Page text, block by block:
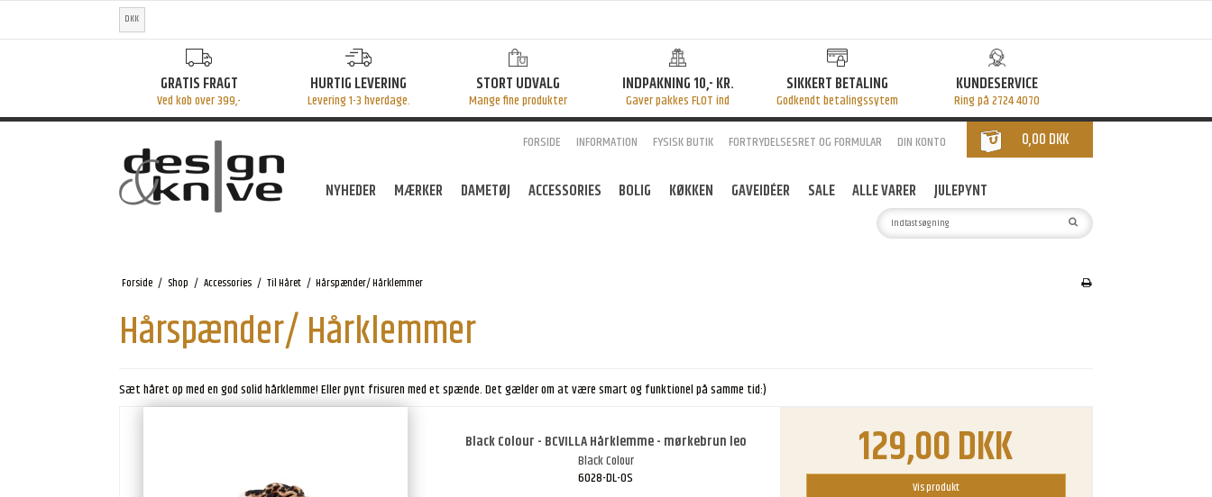
DKK
GRATIS FRAGT
Ved køb over 399,-
HURTIG LEVERING
Levering 1-3 hverdage.
STORT UDVALG
Mange fine produkter
INDPAKNING 10,- KR.
Gaver pakkes FLOT ind
SIKKERT BETALING
Godkendt betalingssytem
KUNDESERVICE
Ring på 2724 4070
FORSIDE INFORMATION FYSISK BUTIK FORTRYDELSESRET OG FORMULAR DIN KONTO 0,00 DKK
NYHEDER MÆRKER DAMETØJ ACCESSORIES BOLIG KØKKEN GAVEIDÉER SALE ALLE VARER JULEPYNT
Forside / Shop / Accessories / Til Håret / Hårspænder/ Hårklemmer
Hårspænder/ Hårklemmer
Sæt håret op med en god solid hårklemme! Eller pynt frisuren med et spænde. Det gælder om at være smart og funktionel på samme tid:)
Black Colour - BCVILLA Hårklemme - mørkebrun leo
Black Colour
6028-DL-OS
129,00 DKK
Vis produkt